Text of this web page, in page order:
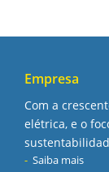
Empresa
Com a
elétrica, e o
Saiba mais